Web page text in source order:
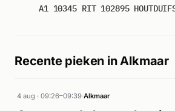
Recente pieken in Alkmaar
4 aug · 09:26–09:39·Alkmaar